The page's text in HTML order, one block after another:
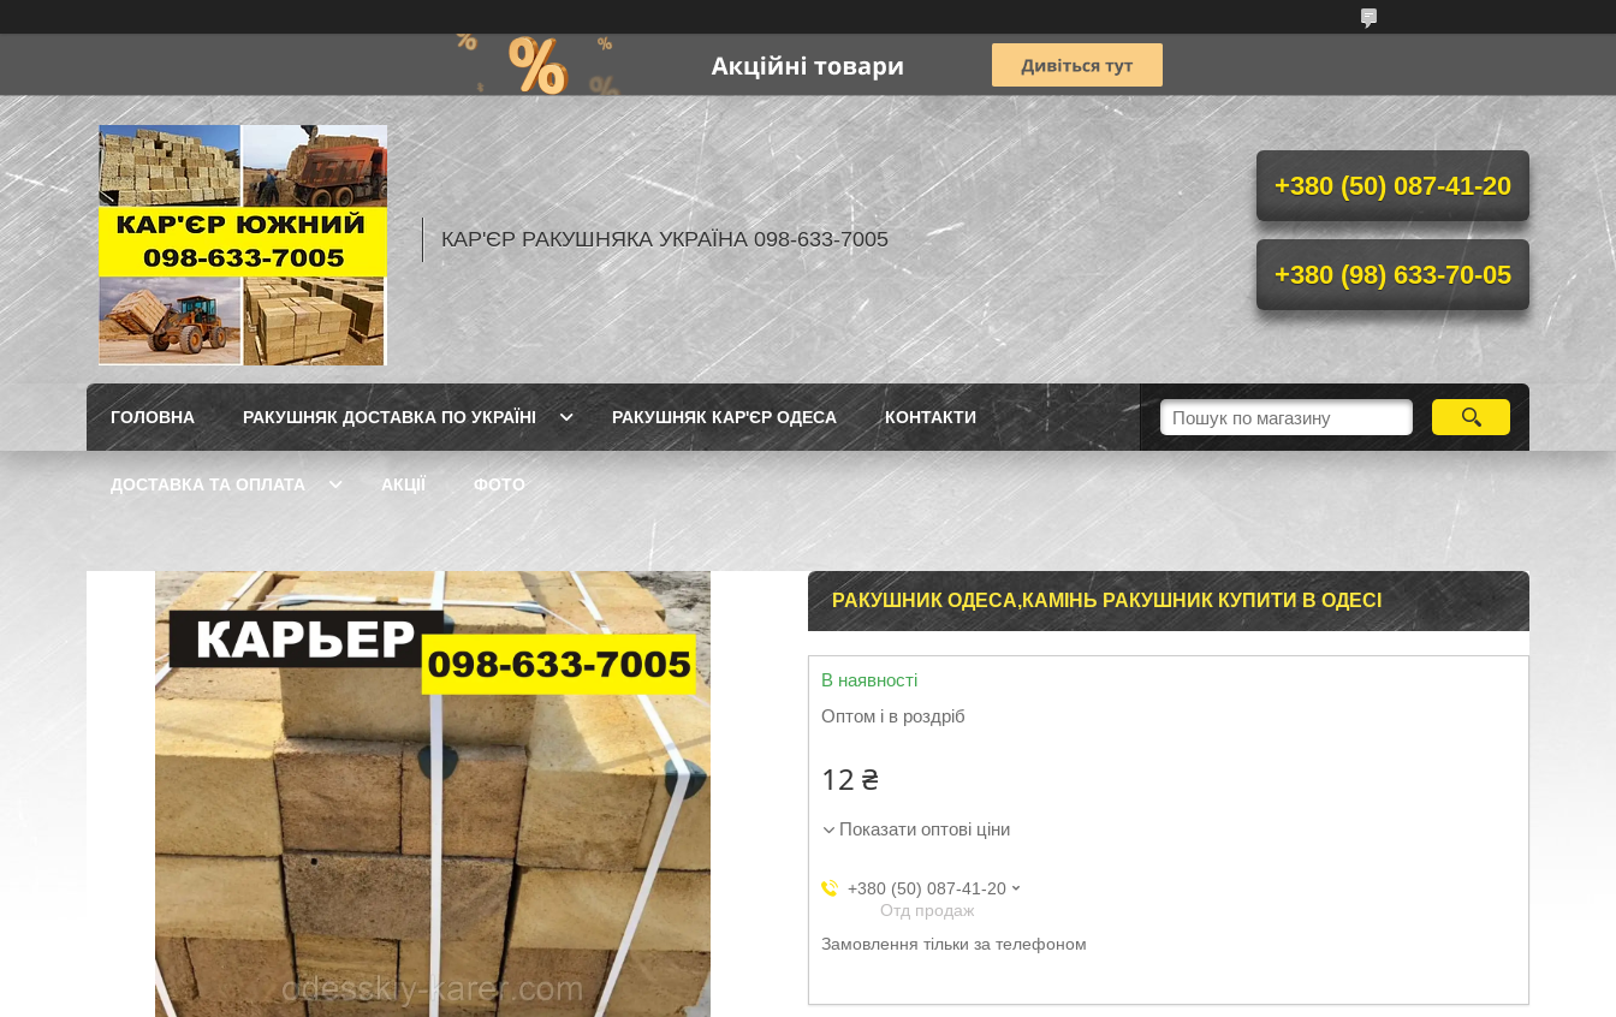
КАР'ЄР РАКУШНЯКА УКРАЇНА 098-633-7005
+380 (50) 087-41-20
+380 (98) 633-70-05
ГОЛОВНА РАКУШНЯК ДОСТАВКА ПО УКРАЇНІ РАКУШНЯК КАР'ЄР ОДЕСА КОНТАКТИ
ДОСТАВКА ТА ОПЛАТА АКЦІЇ ФОТО
РАКУШНИК ОДЕСА,КАМІНЬ РАКУШНИК КУПИТИ В ОДЕСІ
В наявності
Оптом і в роздріб
12 ₴
Показати оптові ціни
+380 (50) 087-41-20
Отд продаж
Замовлення тільки за телефоном